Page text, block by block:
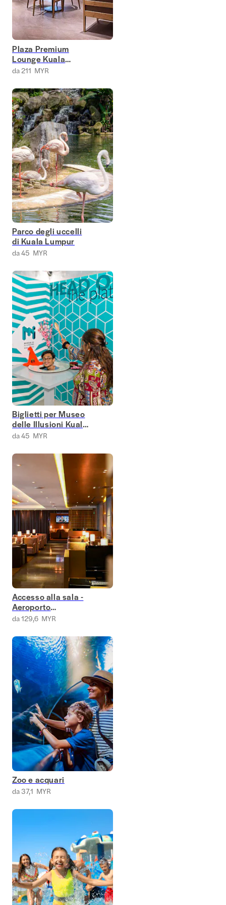
Plaza Premium
Lounge Kuala
Lumpur
da 211 MYR
Parco degli uccelli
di Kuala Lumpur
da 45 MYR
Biglietti per Museo
delle Illusioni Kuala
Lumpuri
da 45 MYR
Accesso alla sala -
Aeroporto
internazionale di
da 129,6 MYR
Zoo e acquari
da 37,1 MYR